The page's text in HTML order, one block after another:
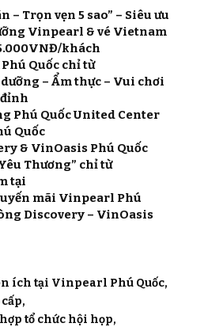
– Trọn vẹn 5 sao” – Siêu ưu
Vinpearl & vé Vietnam
khách
Quốc chỉ từ
– Ẩm thực – Vui chơi
Phú Quốc United Center
Quốc
& VinOasis Phú Quốc
Thương” chỉ từ
tại
mãi Vinpearl Phú
Discovery – VinOasis
ích tại Vinpearl Phú Quốc
tổ chức hội họp